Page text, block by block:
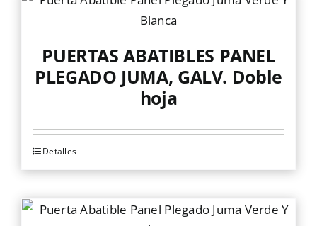
Noticias
Contacto
PUERTAS ABATIBLES PANEL
PLEGADO JUMA, GALV. Doble
hoja
Este
producto
tiene
múltiples
Detalles